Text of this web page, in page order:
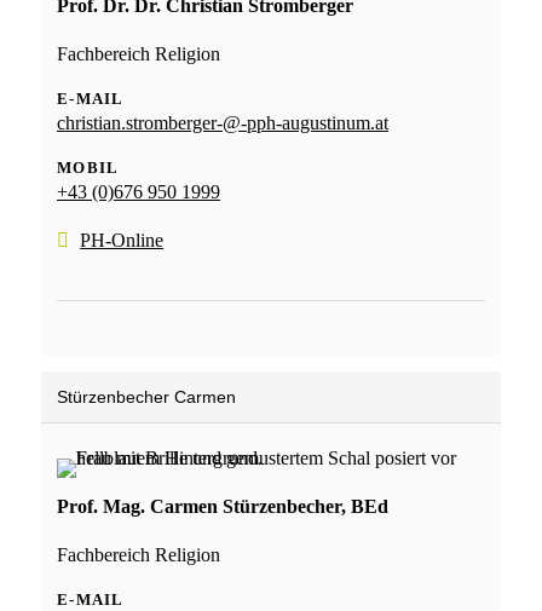
Prof. Dr. Dr. Christian Stromberger
Fachbereich Religion
E-MAIL
christian.stromberger-@-pph-augustinum.at
MOBIL
+43 (0)676 950 1999
PH-Online
Stürzenbecher Carmen
Prof. Mag. Carmen Stürzenbecher, BEd
Fachbereich Religion
E-MAIL